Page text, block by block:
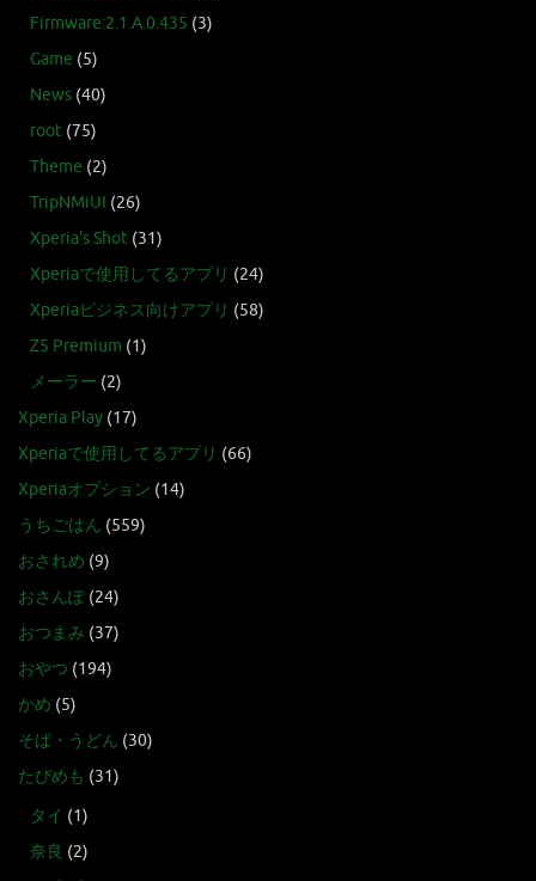
Firmware:2.1.A.0.435 (3)
Game (5)
News (40)
root (75)
Theme (2)
TripNMiUI (26)
Xperia's Shot (31)
Xperiaで使用してるアプリ (24)
Xperiaビジネス向けアプリ (58)
Z5 Premium (1)
メーラー (2)
Xperia Play (17)
Xperiaで使用してるアプリ (66)
Xperiaオプション (14)
うちごはん (559)
おされめ (9)
おさんぽ(24)
おつまみ (37)
おやつ (194)
かめ (5)
そば・うどん (30)
たびめも (31)
タイ (1)
奈良 (2)